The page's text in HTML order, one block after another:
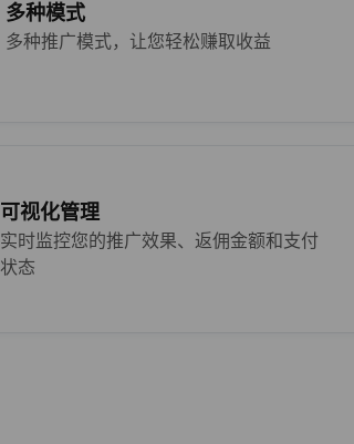
多种模式
多种推广模式，让您轻松赚取收益
可视化管理
实时监控您的推广效果、返佣金额和支付
状态